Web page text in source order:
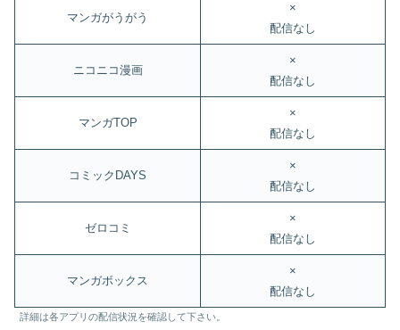
マンガがうがう
×
配信なし
ニコニコ漫画
×
配信なし
マンガTOP
×
配信なし
コミックDAYS
×
配信なし
ゼロコミ
×
配信なし
マンガボックス
×
配信なし
詳細は各アプリの配信状況を確認して下さい。